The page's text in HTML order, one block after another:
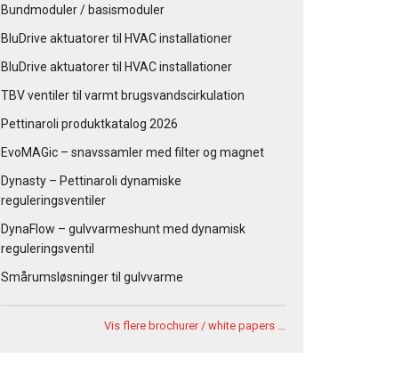
Bundmoduler / basismoduler
BluDrive aktuatorer til HVAC installationer
BluDrive aktuatorer til HVAC installationer
TBV ventiler til varmt brugsvandscirkulation
Pettinaroli produktkatalog 2026
EvoMAGic – snavssamler med filter og magnet
Dynasty – Pettinaroli dynamiske
reguleringsventiler
DynaFlow – gulvvarmeshunt med dynamisk
reguleringsventil
Smårumsløsninger til gulvvarme
Vis flere brochurer / white papers …